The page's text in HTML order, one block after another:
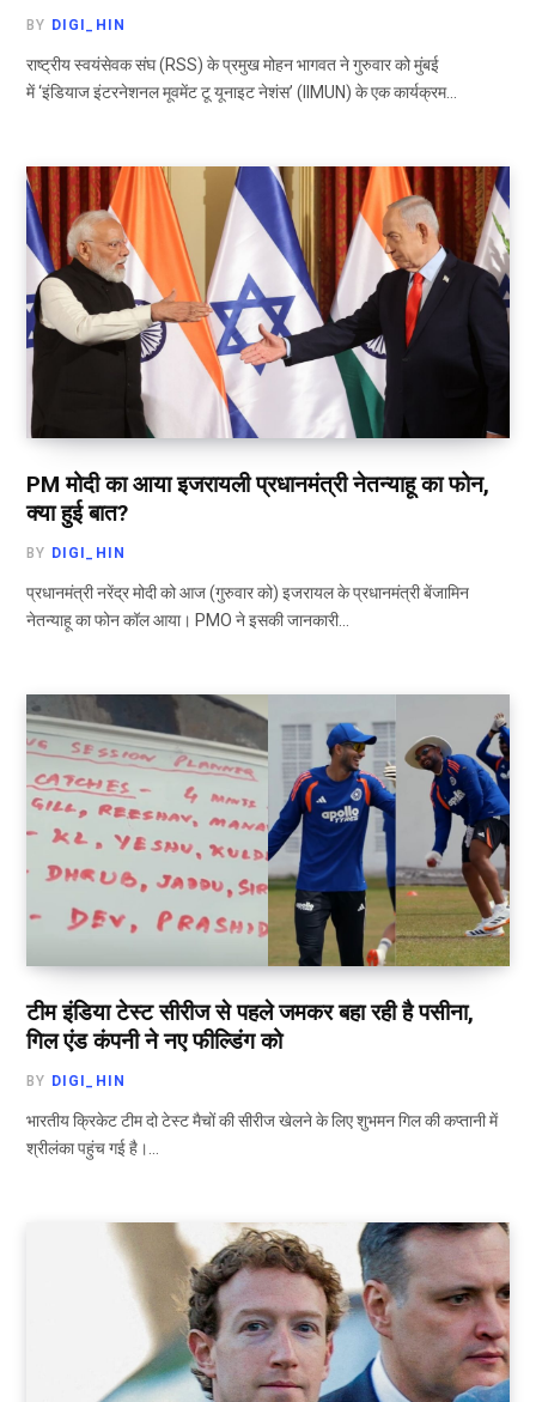
BY DIGI_HIN
राष्ट्रीय स्वयंसेवक संघ (RSS) के प्रमुख मोहन भागवत ने गुरुवार को मुंबई
में ‘इंडियाज इंटरनेशनल मूवमेंट टू यूनाइट नेशंस’ (IIMUN) के एक कार्यक्रम…
PM मोदी का आया इजरायली प्रधानमंत्री नेतन्याहू का फोन,
क्या हुई बात?
BY DIGI_HIN
प्रधानमंत्री नरेंद्र मोदी को आज (गुरुवार को) इजरायल के प्रधानमंत्री बेंजामिन
नेतन्याहू का फोन कॉल आया। PMO ने इसकी जानकारी…
टीम इंडिया टेस्ट सीरीज से पहले जमकर बहा रही है पसीना,
गिल एंड कंपनी ने नए फील्डिंग को
BY DIGI_HIN
भारतीय क्रिकेट टीम दो टेस्ट मैचों की सीरीज खेलने के लिए शुभमन गिल की कप्तानी में
श्रीलंका पहुंच गई है।…